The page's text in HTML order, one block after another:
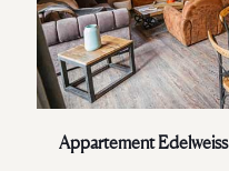
Appartement